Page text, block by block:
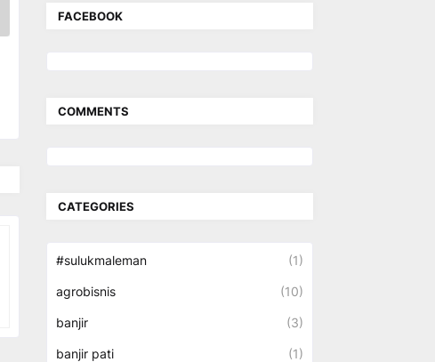
FACEBOOK
COMMENTS
CATEGORIES
#sulukmaleman (1)
agrobisnis (10)
banjir (3)
banjir pati (1)